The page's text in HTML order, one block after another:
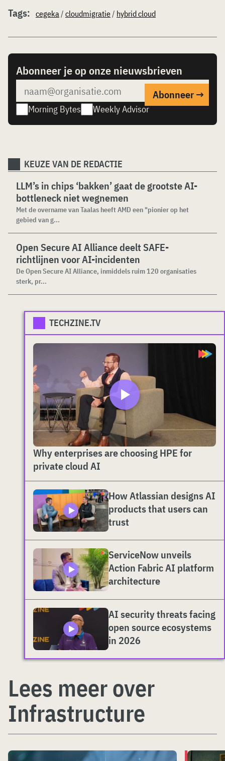
Tags: cegeka/ cloudmigratie/ hybrid cloud
Abonneer je op onze nieuwsbrieven
Morning Bytes Weekly Advisor
KEUZE VAN DE REDACTIE
LLM’s in chips ‘bakken’ gaat de grootste AI-
bottleneck niet wegnemen
Met de overname van Taalas heeft AMD een "pionier op het
gebied van g...
Open Secure AI Alliance deelt SAFE-
richtlijnen voor AI-incidenten
De Open Secure AI Alliance, inmiddels ruim 120 organisaties
sterk, pr...
TECHZINE.TV
Why enterprises are choosing HPE for
private cloud AI
How Atlassian designs AI
products that users can
trust
ServiceNow unveils
Action Fabric AI platform
architecture
AI security threats facing
open source ecosystems
in 2026
Lees meer over
Infrastructure